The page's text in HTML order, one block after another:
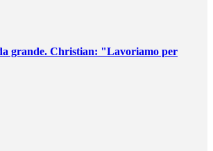
grande. Christian: "Lavoriamo per